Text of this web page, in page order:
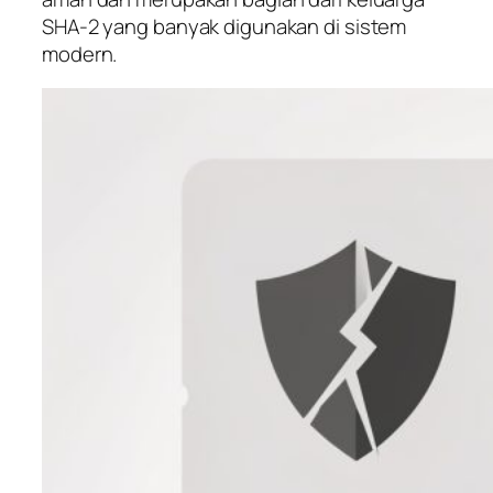
SHA-2 yang banyak digunakan di sistem
modern.